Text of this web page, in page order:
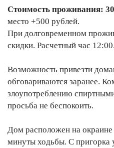
Стоимость проживания:
место +500 рублей.
При долговременном
скидки. Расчетный час
Возможность привезти
обговариваются заранее.
злоупотреблению
просьба не беспокоить.
Дом расположен на
минуты ходьбы. С пригорка